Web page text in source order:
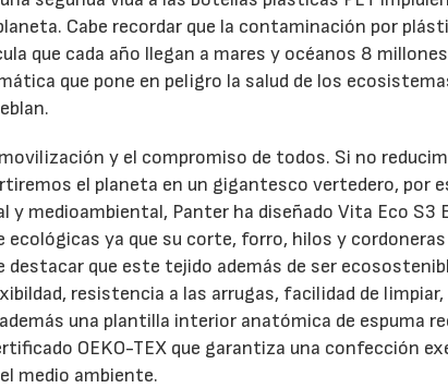
Cabe recordar que la contaminación por
que cada año llegan a mares y océanos 8
que pone en peligro la salud de los
y el compromiso de todos. Si no
el planeta en un gigantesco vertedero, por
y medioambiental, Panter ha diseñado Vita Eco S3
ya que su corte, forro, hilos y
destacar que este tejido además de ser
resistencia a las arrugas, facilidad de
una plantilla interior anatómica de espuma
OEKO-TEX que garantiza una confección
medio ambiente.
07/07/2026